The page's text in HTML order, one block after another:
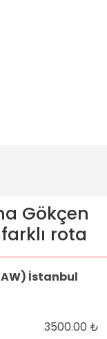
Gökçen
rota
İstanbul
3500.00 ₺